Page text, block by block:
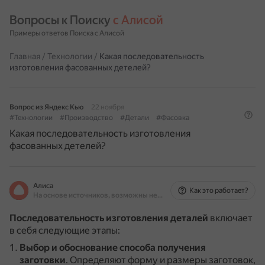
Вопросы к Поиску с Алисой
Примеры ответов Поиска с Алисой
Главная / Технологии / Какая последовательность
изготовления фасованных детелей?
Вопрос из Яндекс Кью
22 ноября
#Технологии
#Производство #Детали #Фасовка
Какая последовательность изготовления
фасованных детелей?
Алиса
На основе источников, возможны неточности
Как это работает?
Последовательность изготовления деталей включает
в себя следующие этапы:
Выбор и обоснование способа получения
заготовки. Определяют форму и размеры заготовок,